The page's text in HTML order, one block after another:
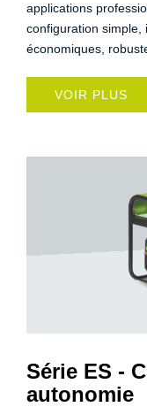
applications
configuration simple,
économiques,
VOIR PLUS
Série ES -
autonomie